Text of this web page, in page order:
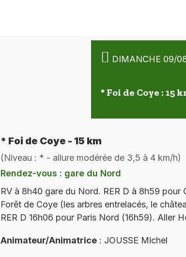
DIMANCHE 09/
* Foi de Coye : 15
* Foi de Coye - 15 km
(Niveau : * - allure modérée de 3,5 à 4 km/h)
Rendez-vous : gare du Nord
RV à 8h40 gare du Nord. RER D à 8h59
Forêt de Coye (les arbres entrelacés, le
RER D 16h06 pour Paris Nord (16h59). Aller
Animateur/Animatrice : JOUSSE Michel